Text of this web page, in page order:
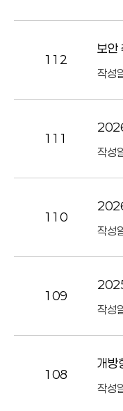
112
보안
작성
111
작성
110
작성
109
작성
108
개방
작성